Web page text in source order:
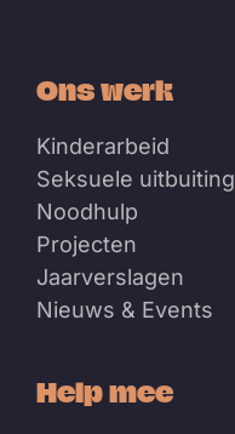
Ons werk
Kinderarbeid
Seksuele uitbuiting
Noodhulp
Projecten
Jaarverslagen
Nieuws & Events
Help mee